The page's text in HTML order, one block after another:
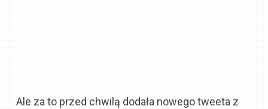
Ale za to przed chwilą dodała nowego tweeta z